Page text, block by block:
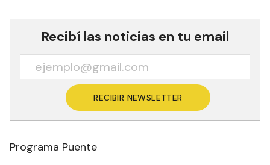
Recibí las noticias en tu email
RECIBIR NEWSLETTER
Programa Puente